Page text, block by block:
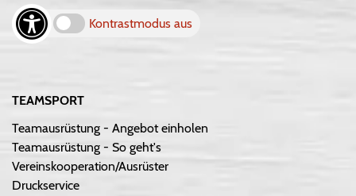
Kontrastmodus aus
TEAMSPORT
Teamausrüstung - Angebot einholen
Teamausrüstung - So geht's
Vereinskooperation/Ausrüster
Druckservice